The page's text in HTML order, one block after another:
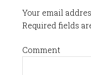
Your email
Required fields
Comment